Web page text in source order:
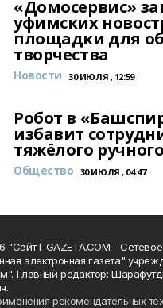
«Домосервис»
уфимских
площадки для
творчества
Новости 30 ИЮЛЯ , 12:59
Робот в
избавит
тяжёлого
Общество 30 ИЮЛЯ , 04:47
"Сайт I-GAZETA.COM -
электронная газета"
Главный редактор:
рекомендательных